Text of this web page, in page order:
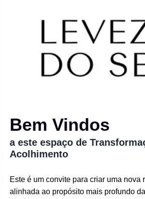
Bem Vindos
a este espaço de
Acolhimento
Este é um convite para criar uma nova
alinhada ao propósito mais profundo